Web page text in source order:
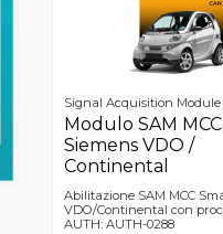
Signal Acquisition Module
Modulo SAM
Siemens VDO /
Continental
Abilitazione SAM MCC
VDO/Continental con
AUTH: AUTH-0288